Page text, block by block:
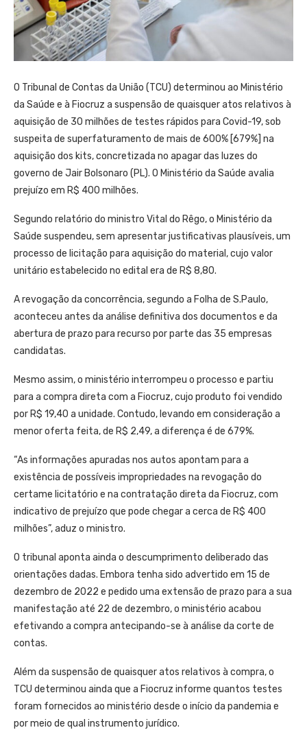
O Tribunal de Contas da União (TCU) determinou ao Ministério
da Saúde e à Fiocruz a suspensão de quaisquer atos relativos à
aquisição de 30 milhões de testes rápidos para Covid-19, sob
suspeita de superfaturamento de mais de 600% [679%] na
aquisição dos kits, concretizada no apagar das luzes do
governo de Jair Bolsonaro (PL). O Ministério da Saúde avalia
prejuízo em R$ 400 milhões.
Segundo relatório do ministro Vital do Rêgo, o Ministério da
Saúde suspendeu, sem apresentar justificativas plausíveis, um
processo de licitação para aquisição do material, cujo valor
unitário estabelecido no edital era de R$ 8,80.
A revogação da concorrência, segundo a Folha de S.Paulo,
aconteceu antes da análise definitiva dos documentos e da
abertura de prazo para recurso por parte das 35 empresas
candidatas.
Mesmo assim, o ministério interrompeu o processo e partiu
para a compra direta com a Fiocruz, cujo produto foi vendido
por R$ 19,40 a unidade. Contudo, levando em consideração a
menor oferta feita, de R$ 2,49, a diferença é de 679%.
“As informações apuradas nos autos apontam para a
existência de possíveis impropriedades na revogação do
certame licitatório e na contratação direta da Fiocruz, com
indicativo de prejuízo que pode chegar a cerca de R$ 400
milhões”, aduz o ministro.
O tribunal aponta ainda o descumprimento deliberado das
orientações dadas. Embora tenha sido advertido em 15 de
dezembro de 2022 e pedido uma extensão de prazo para a sua
manifestação até 22 de dezembro, o ministério acabou
efetivando a compra antecipando-se à análise da corte de
contas.
Além da suspensão de quaisquer atos relativos à compra, o
TCU determinou ainda que a Fiocruz informe quantos testes
foram fornecidos ao ministério desde o início da pandemia e
por meio de qual instrumento jurídico.